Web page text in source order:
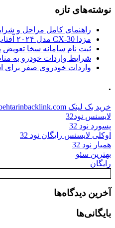
نوشته‌های تازه
راهنمای کامل مراحل و شرایط
مزدا CX-30 مدل ۲۰۲۴ آفتاب خودرو؛ بررسی و مشخصات فنی
ثبت نام سامانه سخا تعویض
شرایط واردات خودرو به
واردات خودروی صفر
.
خرید بک لینک behtarinbacklink.com
لایسنس نود32
پسورد نود 32
اوکلی لایسنس رایگان نود 32
همیار نود 32
بهترین سئو
رایگان
آخرین دیدگاه‌ها
بایگانی‌ها